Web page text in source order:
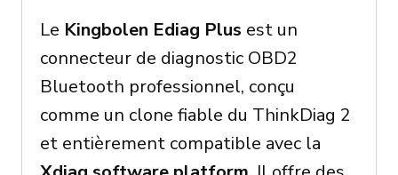
Le Kingbolen Ediag Plus est un
connecteur de diagnostic OBD2
Bluetooth professionnel, conçu
comme un clone fiable du ThinkDiag 2
et entièrement compatible avec la